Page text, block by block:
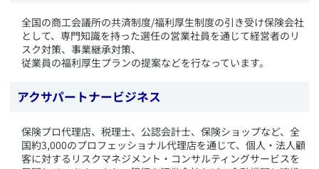
全国の商工会議所の共済制度/福利厚生制度の引き受け保険会社
として、専門知識を持った選任の営業社員を通じて経営者のリ
スク対策、事業継承対策、
従業員の福利厚生プランの提案などを行なっています。
アクサパートナービジネス
​保険プロ代理店、税理士、公認会計士、保険ショップなど、全
国約3,000のプロフェッショナル代理店を通じて、個人・法人顧
客に対するリスクマネジメント・コンサルティングサービスを